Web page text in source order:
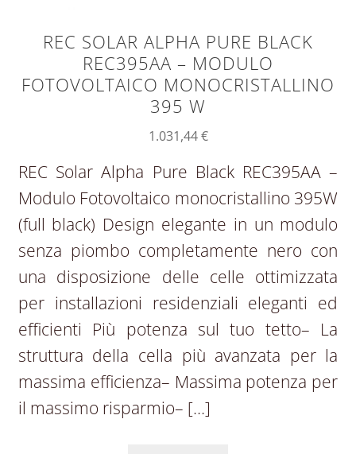
REC SOLAR ALPHA PURE BLACK
REC395AA – MODULO
FOTOVOLTAICO MONOCRISTALLINO
395 W
1.031,44€
REC Solar Alpha Pure Black REC395AA –
Modulo Fotovoltaico monocristallino 395W
(full black) Design elegante in un modulo
senza piombo completamente nero con
una disposizione delle celle ottimizzata
per installazioni residenziali eleganti ed
efficienti Più potenza sul tuo tetto– La
struttura della cella più avanzata per la
massima efficienza– Massima potenza per
il massimo risparmio– […]